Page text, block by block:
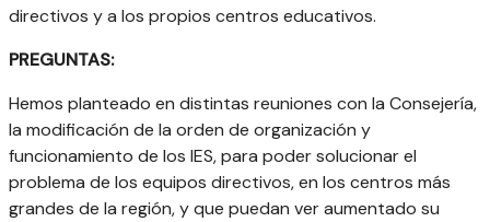
directivos y a los propios centros educativos.
PREGUNTAS:
Hemos planteado en distintas reuniones con la Consejería,
la modificación de la orden de organización y
funcionamiento de los IES, para poder solucionar el
problema de los equipos directivos, en los centros más
grandes de la región, y que puedan ver aumentado su